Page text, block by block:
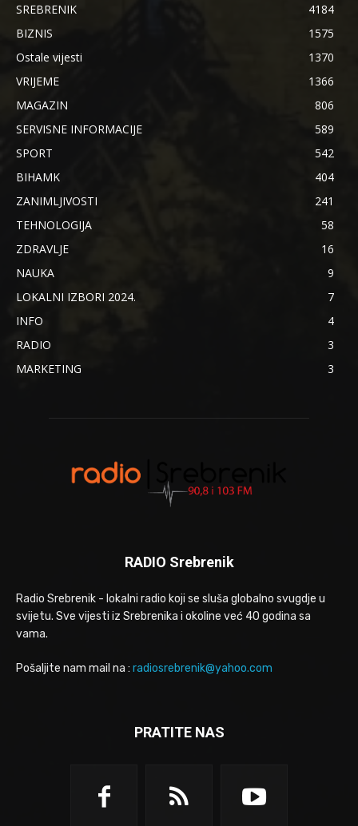
SREBRENIK
4184
BIZNIS
1575
Ostale vijesti
1370
VRIJEME
1366
MAGAZIN
806
SERVISNE INFORMACIJE
589
SPORT
542
BIHAMK
404
ZANIMLJIVOSTI
241
TEHNOLOGIJA
58
ZDRAVLJE
16
NAUKA
9
LOKALNI IZBORI 2024.
7
INFO
4
RADIO
3
MARKETING
3
RADIO Srebrenik
Radio Srebrenik - lokalni radio koji se sluša globalno svugdje u
svijetu. Sve vijesti iz Srebrenika i okoline već 40 godina sa
vama.
Pošaljite nam mail na : radiosrebrenik@yahoo.com
PRATITE NAS